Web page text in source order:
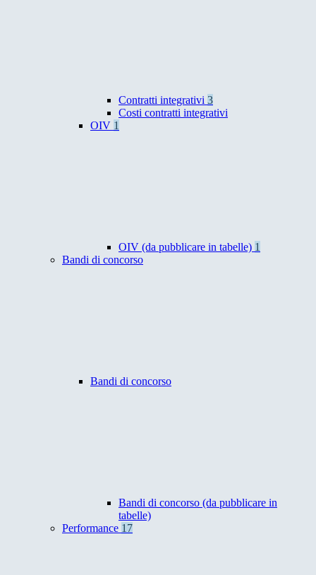
Contratti integrativi 3
Costi contratti integrativi
OIV 1
OIV (da pubblicare in tabelle) 1
Bandi di concorso
Bandi di concorso
Bandi di concorso (da pubblicare in
tabelle)
Performance 17